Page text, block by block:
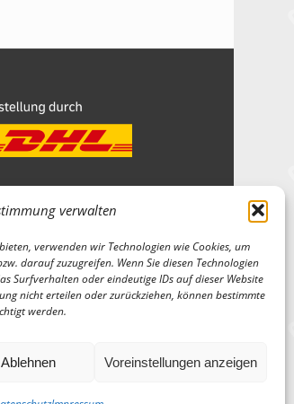
verwalten
verwenden wir Technologien wie Cookies, um
darauf zuzugreifen. Wenn Sie diesen Technologien
Surfverhalten oder eindeutige IDs auf dieser Website
nicht erteilen oder zurückziehen, können bestimmte
werden.
Ablehnen Voreinstellungen anzeigen
sind Mitglied